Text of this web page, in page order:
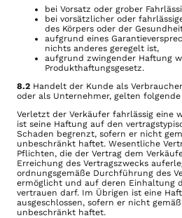
bei Vorsatz oder grober
bei vorsätzlicher oder
des Körpers oder der
aufgrund eines
nichts anderes geregelt ist,
aufgrund zwingender Haftung
Produkthaftungsgesetz.
8.2 Handelt der Kunde als
oder als Unternehmer, gelten
Verletzt der Verkäufer fahrlässig eine
ist seine Haftung auf den
Schaden begrenzt, sofern er nicht
unbeschränkt haftet. Wesentliche
Pflichten, die der Vertrag dem
Erreichung des Vertragszwecks
ordnungsgemäße Durchführung des
ermöglicht und auf deren Einhaltung
vertrauen darf. Im Übrigen ist eine
ausgeschlossen, sofern er nicht
unbeschränkt haftet.